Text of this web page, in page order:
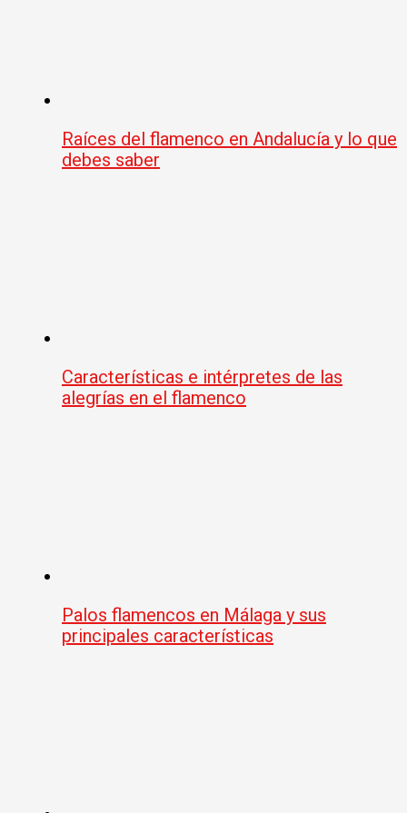
Raíces del flamenco en Andalucía y lo que
debes saber
Características e intérpretes de las
alegrías en el flamenco
Palos flamencos en Málaga y sus
principales características